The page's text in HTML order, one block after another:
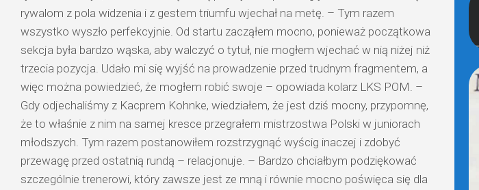
rywalom z pola widzenia i z gestem triumfu wjechał na metę. – Tym razem
wszystko wyszło perfekcyjnie. Od startu zacząłem mocno, ponieważ początkowa
sekcja była bardzo wąska, aby walczyć o tytuł, nie mogłem wjechać w nią niżej niż
trzecia pozycja. Udało mi się wyjść na prowadzenie przed trudnym fragmentem, a
więc można powiedzieć, że mogłem robić swoje – opowiada kolarz LKS POM. –
Gdy odjechaliśmy z Kacprem Kohnke, wiedziałem, że jest dziś mocny, przypomnę,
że to właśnie z nim na samej kresce przegrałem mistrzostwa Polski w juniorach
młodszych. Tym razem postanowiłem rozstrzygnąć wyścig inaczej i zdobyć
przewagę przed ostatnią rundą – relacjonuje. – Bardzo chciałbym podziękować
szczególnie trenerowi, który zawsze jest ze mną i równie mocno poświęca się dla